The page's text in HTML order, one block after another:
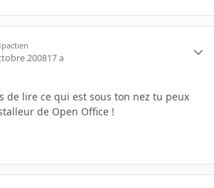
200817 a
de lire ce qui est sous ton nez tu peux
de Open Office !